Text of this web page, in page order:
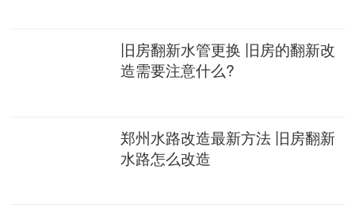
旧房翻新水管更换 旧房的翻新改
造需要注意什么?
郑州水路改造最新方法 旧房翻新
水路怎么改造